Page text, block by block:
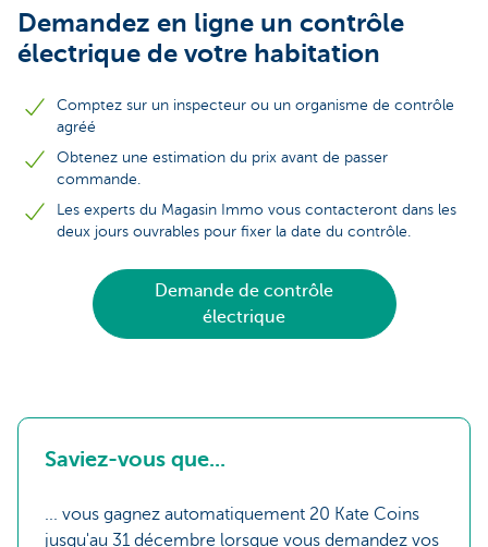
Demandez en ligne un contrôle
électrique de votre habitation
Comptez sur un inspecteur ou un organisme de contrôle
agréé
Obtenez une estimation du prix avant de passer
commande.
Les experts du Magasin Immo vous contacteront dans les
deux jours ouvrables pour fixer la date du contrôle.
Demande de contrôle
électrique
Saviez-vous que...
... vous gagnez automatiquement 20 Kate Coins
jusqu'au 31 décembre lorsque vous demandez vos